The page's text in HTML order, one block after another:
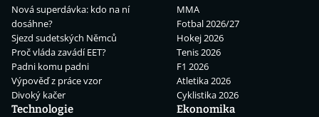
Nová superdávka: kdo na ní
dosáhne?
Sjezd sudetských Němců
Proč vláda zavádí EET?
Padni komu padni
Výpověď z práce vzor
Divoký kačer
MMA
Fotbal 2026/27
Hokej 2026
Tenis 2026
F1 2026
Atletika 2026
Cyklistika 2026
Technologie
Ekonomika